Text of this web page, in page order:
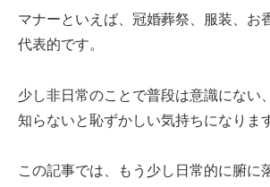
マナーといえば、冠婚葬祭、服装、お
代表的です。
少し非日常のことで普段は意識にない
知らないと恥ずかしい気持ちになりま
この記事では、もう少し日常的に腑に